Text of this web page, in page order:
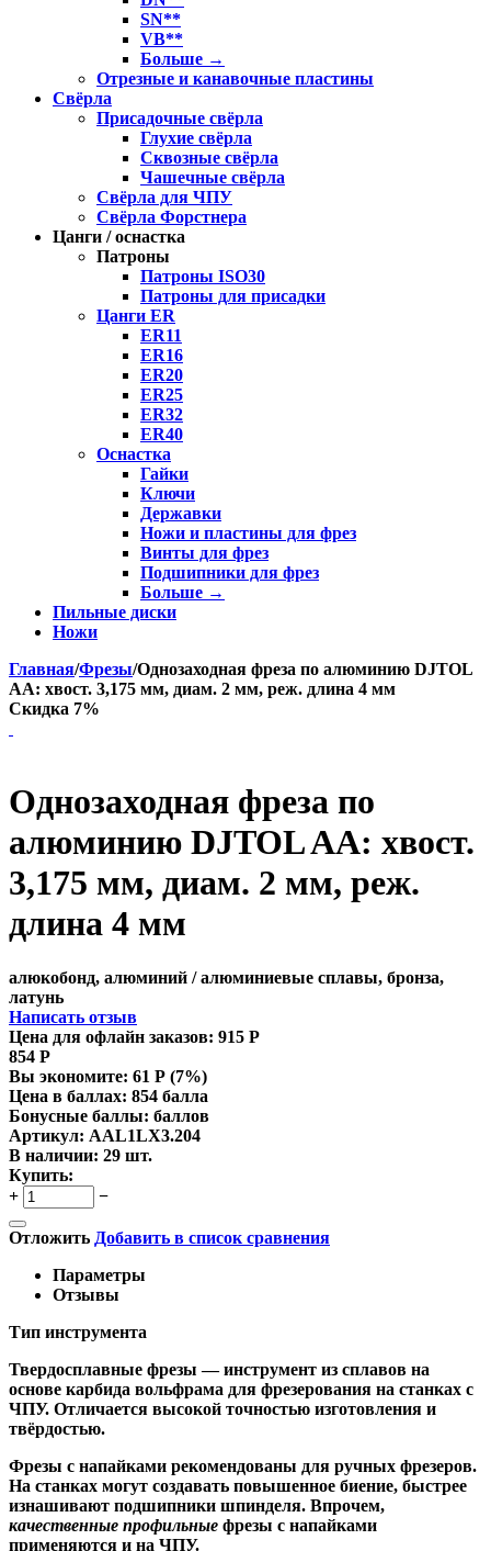
SN**
VB**
Больше →
Отрезные и канавочные пластины
Свёрла
Присадочные свёрла
Глухие свёрла
Сквозные свёрла
Чашечные свёрла
Свёрла для ЧПУ
Свёрла Форстнера
Цанги / оснастка
Патроны
Патроны ISO30
Патроны для присадки
Цанги ER
ER11
ER16
ER20
ER25
ER32
ER40
Оснастка
Гайки
Ключи
Державки
Ножи и пластины для фрез
Винты для фрез
Подшипники для фрез
Больше →
Пильные диски
Ножи
Главная/Фрезы/Однозаходная фреза по алюминию DJTOL
AA: хвост. 3,175 мм, диам. 2 мм, реж. длина 4 мм
Скидка 7%
Однозаходная фреза по
алюминию DJTOL AA: хвост.
3,175 мм, диам. 2 мм, реж.
длина 4 мм
алюкобонд, алюминий / алюминиевые сплавы, бронза,
латунь
Написать отзыв
Цена для офлайн заказов: 915 Р
854 Р
Вы экономите: 61 Р (7%)
Цена в баллах: 854 балла
Бонусные баллы: баллов
Артикул: AAL1LX3.204
В наличии: 29 шт.
Купить:
+
−
Отложить Добавить в список сравнения
Параметры
Отзывы
Тип инструмента
Твердосплавные фрезы — инструмент из сплавов на
основе карбида вольфрама для фрезерования на станках с
ЧПУ. Отличается высокой точностью изготовления и
твёрдостью.
Фрезы с напайками рекомендованы для ручных фрезеров.
На станках могут создавать повышенное биение, быстрее
изнашивают подшипники шпинделя. Впрочем,
качественные профильные фрезы с напайками
применяются и на ЧПУ.